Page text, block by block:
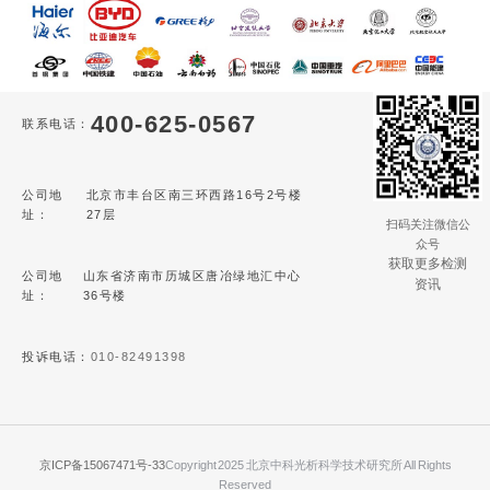
联系电话： 400-625-0567
公司地
址：
北京市丰台区南三环西路16号2号楼
27层
公司地
址：
山东省济南市历城区唐冶绿地汇中心
36号楼
投诉电话： 010-82491398
扫码关注微信公
众号
获取更多检测
资讯
京ICP备15067471号-33Copyright 2025 北京中科光析科学技术研究所 All Rights
Reserved